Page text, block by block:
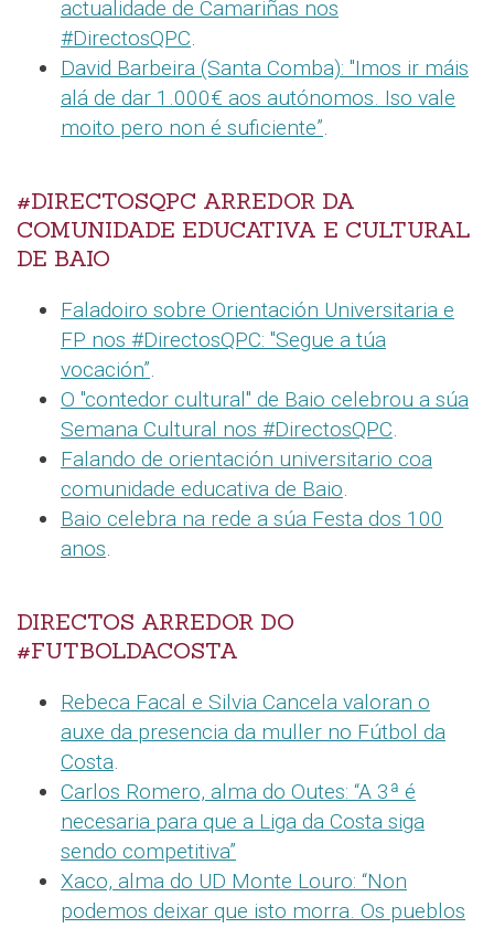
actualidade de Camariñas nos
#DirectosQPC.
David Barbeira (Santa Comba): "Imos ir máis
alá de dar 1.000€ aos autónomos. Iso vale
moito pero non é suficiente”.
#DIRECTOSQPC ARREDOR DA
COMUNIDADE EDUCATIVA E CULTURAL
DE BAIO
Faladoiro sobre Orientación Universitaria e
FP nos #DirectosQPC: "Segue a túa
vocación”.
O "contedor cultural" de Baio celebrou a súa
Semana Cultural nos #DirectosQPC.
Falando de orientación universitario coa
comunidade educativa de Baio.
Baio celebra na rede a súa Festa dos 100
anos.
DIRECTOS ARREDOR DO
#FUTBOLDACOSTA
Rebeca Facal e Silvia Cancela valoran o
auxe da presencia da muller no Fútbol da
Costa.
Carlos Romero, alma do Outes: “A 3ª é
necesaria para que a Liga da Costa siga
sendo competitiva”
Xaco, alma do UD Monte Louro: “Non
podemos deixar que isto morra. Os pueblos